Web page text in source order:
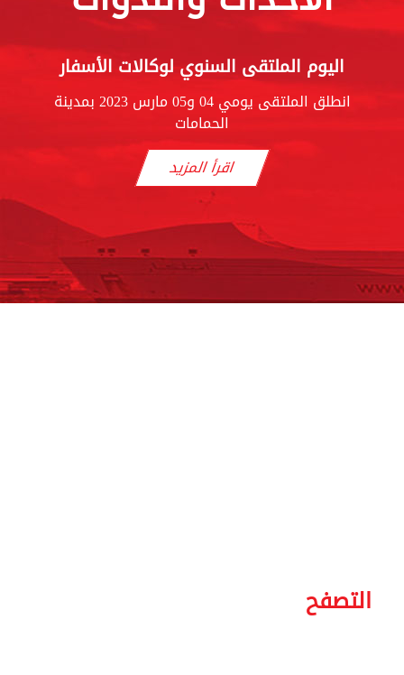
اليوم الملتقى السنوي لوكالات الأسفار
انطلق الملتقى يومي 04 و05 مارس 2023 بمدينة
الحمامات
اقرأ المزيد
التصفح